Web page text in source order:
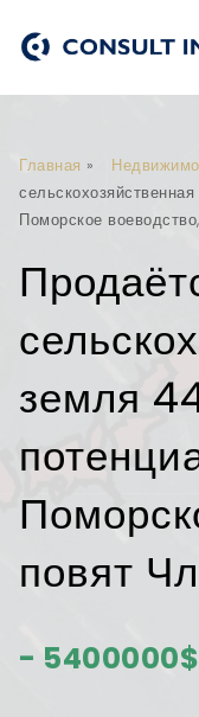
Главная »
Поморское
земля
повят
- 5400000$